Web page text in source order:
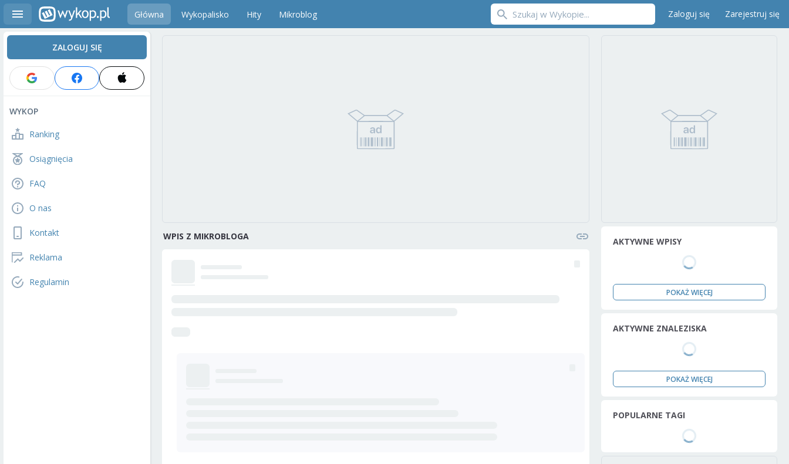
Główna Wykopalisko Hity Mikroblog Zaloguj się Zarejestruj się
ZALOGUJ SIĘ
WYKOP
Ranking
Osiągnięcia
FAQ
O nas
Kontakt
Reklama
Regulamin
WPIS Z MIKROBLOGA AKTYWNE WPISY
POKAŻ WIĘCEJ
AKTYWNE ZNALEZISKA
POKAŻ WIĘCEJ
POPULARNE TAGI